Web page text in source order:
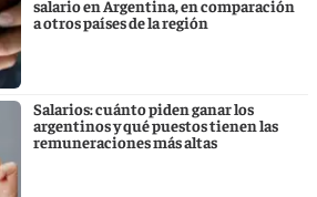
salario en Argentina, en comparación
a otros países de la región
Salarios: cuánto piden ganar los
argentinos y qué puestos tienen las
remuneraciones más altas